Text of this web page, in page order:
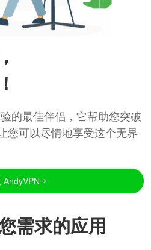
的最佳伴侣，它帮助您突破
您可以尽情地享受这个无界
AndyVPN
需求的应用